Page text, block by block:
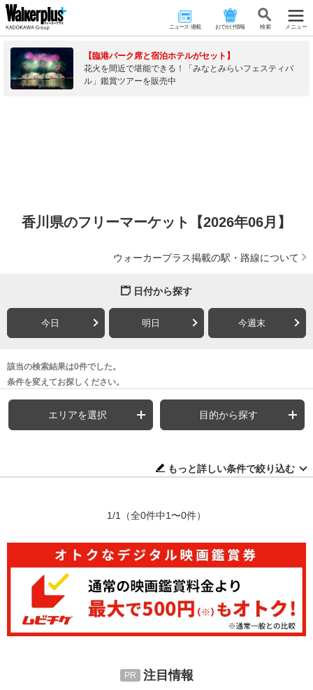
ニュース･連載 おでかけ情報 検 索 メニュー
【臨港パーク席と宿泊ホテルがセット】
花火を間近で堪能できる！「みなとみらいフェスティバ
ル」鑑賞ツアーを販売中
香川県のフリーマーケット【2026年06月】
ウォーカープラス掲載の駅・路線について
日付から探す
今日 明日 今週末
該当の検索結果は0件でした。
条件を変えてお探しください。
エリアを選択 目的から探す
もっと詳しい条件で絞り込む
1/1 （全0件中1〜0件）
注目情報